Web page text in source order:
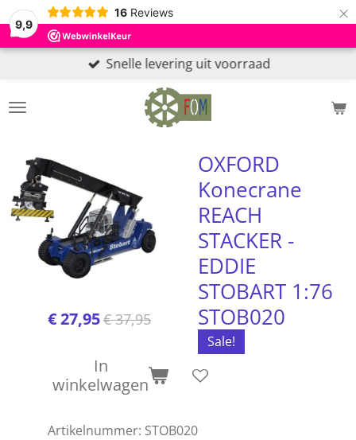
9,9
16 Reviews ×
Snelle levering uit voorraad
OXFORD
Konecrane
REACH
STACKER -
EDDIE
STOBART 1:76
STOB020
Sale!
€ 27,95€ 37,95
In
winkelwagen
Artikelnummer: STOB020